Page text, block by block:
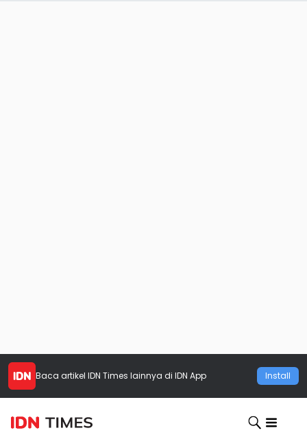
Baca artikel IDN Times lainnya di IDN App Install